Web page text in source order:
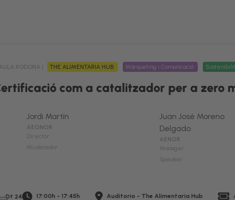
RODONA | THE ALIMENTARIA HUB Màrqueting i Comunicació
com a catalitzador per a zero
Jordi Martín
AEONOR
Director
Moderador
Juan José Moreno
Delgado
AENOR
Manager
Speaker
Dt 24 17:00h - 17:45h Auditorio - The Alimentaria Hub